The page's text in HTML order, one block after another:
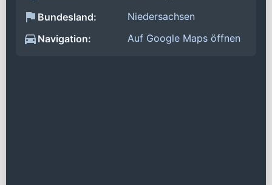
Bundesland:
Niedersachsen
Navigation:
Auf Google Maps öffnen